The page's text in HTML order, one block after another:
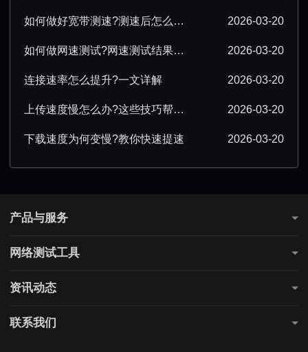
如何做好宽带测速?测速后怎么优化? 2026-03-20
如何做网速测试?网速测试结果怎么解读? 2026-03-20
连接速率怎么提升?一文详解 2026-03-20
上传速度慢怎么办?这些技巧帮你提速 2026-03-20
下载速度为何变慢?教你快速提速 2026-03-20
产品与服务
测网速
网络测试工具
网站连通性测试
购票测速
资讯动态
公告通知
联系我们